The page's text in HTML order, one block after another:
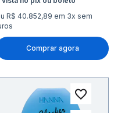
R$ 40.852,89 em 3x sem
Comprar agora
à lista de